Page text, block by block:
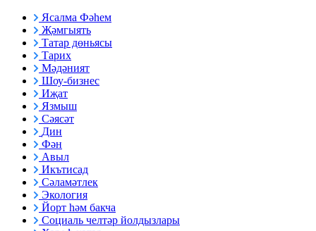
Ясалма Фәһем
Җәмгыять
Татар дөньясы
Тарих
Мәдәният
Шоу-бизнес
Иҗат
Язмыш
Сәясәт
Дин
Фән
Авыл
Икътисад
Сәламәтлек
Экология
Йорт һәм бакча
Социаль челтәр йолдызлары